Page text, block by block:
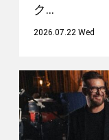
ク…
2026.07.22 Wed